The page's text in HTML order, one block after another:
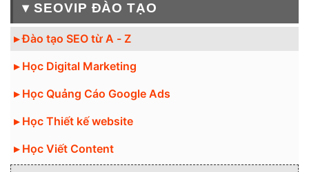
▾ SEOVIP ĐÀO TẠO
▸ Đào tạo SEO từ A - Z
▸ Học Digital Marketing
▸ Học Quảng Cáo Google Ads
▸ Học Thiết kế website
▸ Học Viết Content